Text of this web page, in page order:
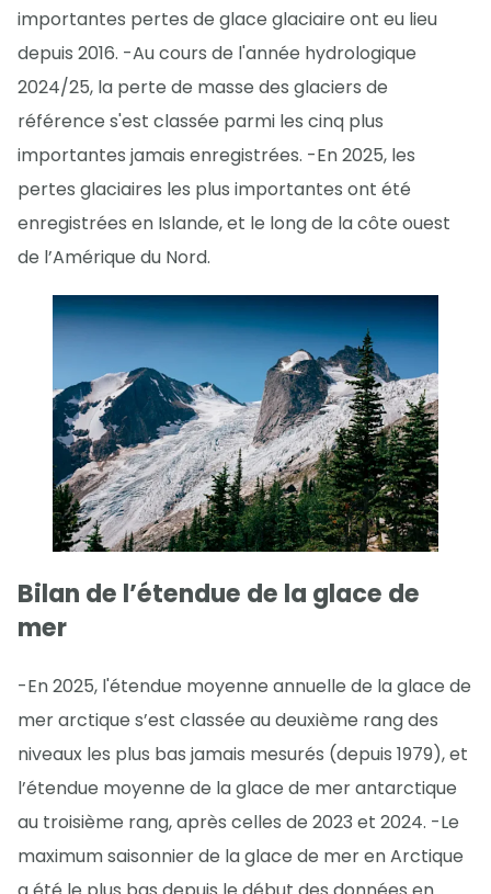
importantes pertes de glace glaciaire ont eu lieu
depuis 2016. -Au cours de l'année hydrologique
2024/25, la perte de masse des glaciers de
référence s'est classée parmi les cinq plus
importantes jamais enregistrées. -En 2025, les
pertes glaciaires les plus importantes ont été
enregistrées en Islande, et le long de la côte ouest
de l’Amérique du Nord.
Bilan de l’étendue de la glace de
mer
-En 2025, l'étendue moyenne annuelle de la glace de
mer arctique s’est classée au deuxième rang des
niveaux les plus bas jamais mesurés (depuis 1979), et
l’étendue moyenne de la glace de mer antarctique
au troisième rang, après celles de 2023 et 2024. -Le
maximum saisonnier de la glace de mer en Arctique